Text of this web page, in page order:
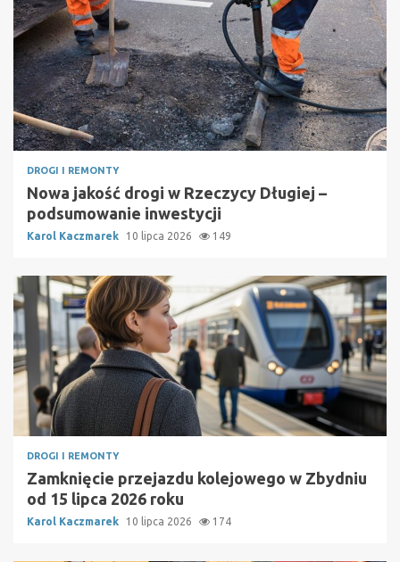
DROGI I REMONTY
Nowa jakość drogi w Rzeczycy Długiej –
podsumowanie inwestycji
Karol Kaczmarek 10 lipca 2026 149
DROGI I REMONTY
Zamknięcie przejazdu kolejowego w Zbydniu
od 15 lipca 2026 roku
Karol Kaczmarek 10 lipca 2026 174